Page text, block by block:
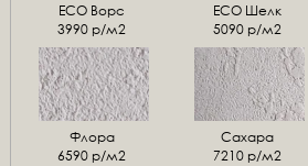
ЕСО Ворс
3990 р/м2
ЕСО Шелк
5090 р/м2
Флора
6590 р/м2
Сахара
7210 р/м2